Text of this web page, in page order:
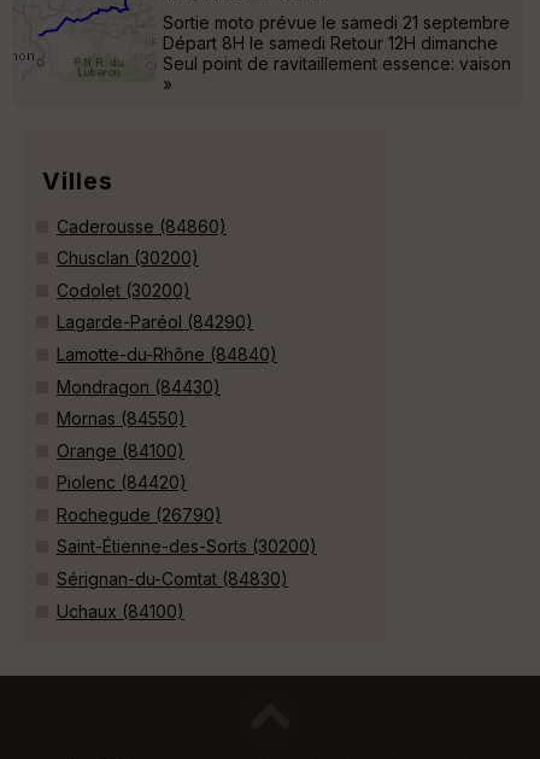
Sortie moto prévue le samedi 21 septembre
Départ 8H le samedi Retour 12H dimanche
Seul point de ravitaillement essence: vaison
»
Villes
Caderousse (84860)
Chusclan (30200)
Codolet (30200)
Lagarde-Paréol (84290)
Lamotte-du-Rhône (84840)
Mondragon (84430)
Mornas (84550)
Orange (84100)
Piolenc (84420)
Rochegude (26790)
Saint-Étienne-des-Sorts (30200)
Sérignan-du-Comtat (84830)
Uchaux (84100)